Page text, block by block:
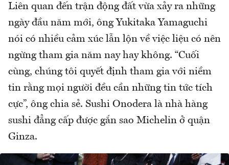
Liên quan đến trận động đất vừa xảy ra những
ngày đầu năm mới, ông Yukitaka Yamaguchi
nói có nhiều cảm xúc lẫn lộn về việc liệu có nên
ngừng tham gia năm nay hay không. “Cuối
cùng, chúng tôi quyết định tham gia với niềm
tin rằng mọi người đều cần những tin tức tích
cực”, ông chia sẻ. Sushi Onodera là nhà hàng
sushi đẳng cấp được gắn sao Michelin ở quận
Ginza.